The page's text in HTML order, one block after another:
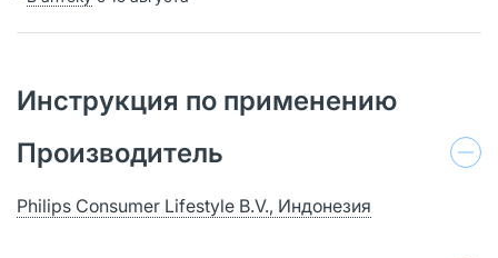
Инструкция по применению
Производитель
Philips Consumer Lifestyle B.V., Индонезия